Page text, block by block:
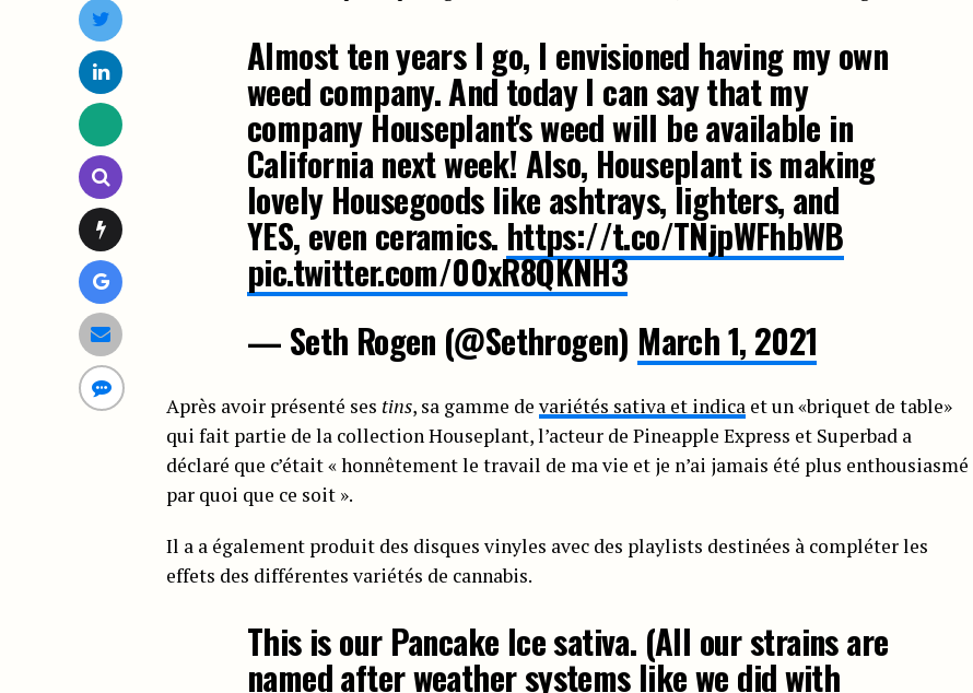
Almost ten years I go, I envisioned having my own
weed company. And today I can say that my
company Houseplant's weed will be available in
California next week! Also, Houseplant is making
lovely Housegoods like ashtrays, lighters, and
YES, even ceramics. https://t.co/TNjpWFhbWB
pic.twitter.com/00xR8QKNH3
— Seth Rogen (@Sethrogen) March 1, 2021
Après avoir présenté ses tins, sa gamme de variétés sativa et indica et un «briquet de table»
qui fait partie de la collection Houseplant, l’acteur de Pineapple Express et Superbad a
déclaré que c’était « honnêtement le travail de ma vie et je n’ai jamais été plus enthousiasmé
par quoi que ce soit ».
Il a a également produit des disques vinyles avec des playlists destinées à compléter les
effets des différentes variétés de cannabis.
This is our Pancake Ice sativa. (All our strains are
named after weather systems like we did with